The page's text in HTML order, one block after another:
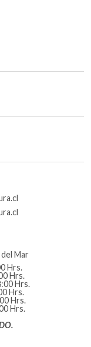
Mar
Hrs.
Hrs.
Hrs.
Hrs.
Hrs.
Hrs.